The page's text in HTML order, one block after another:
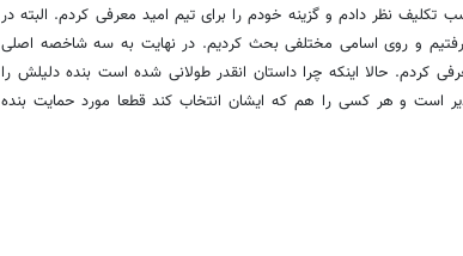
نظر دادم و گزینه خودم را برای تیم امید معرفی کردم. البته در
و روی اسامی مختلفی بحث کردیم. در نهایت به سه شاخصه اصلی
کردم. حالا اینکه چرا داستان انقدر طولانی شده است بنده دلیلش را
است و هر کسی را هم که ایشان انتخاب کند قطعا مورد حمایت بنده